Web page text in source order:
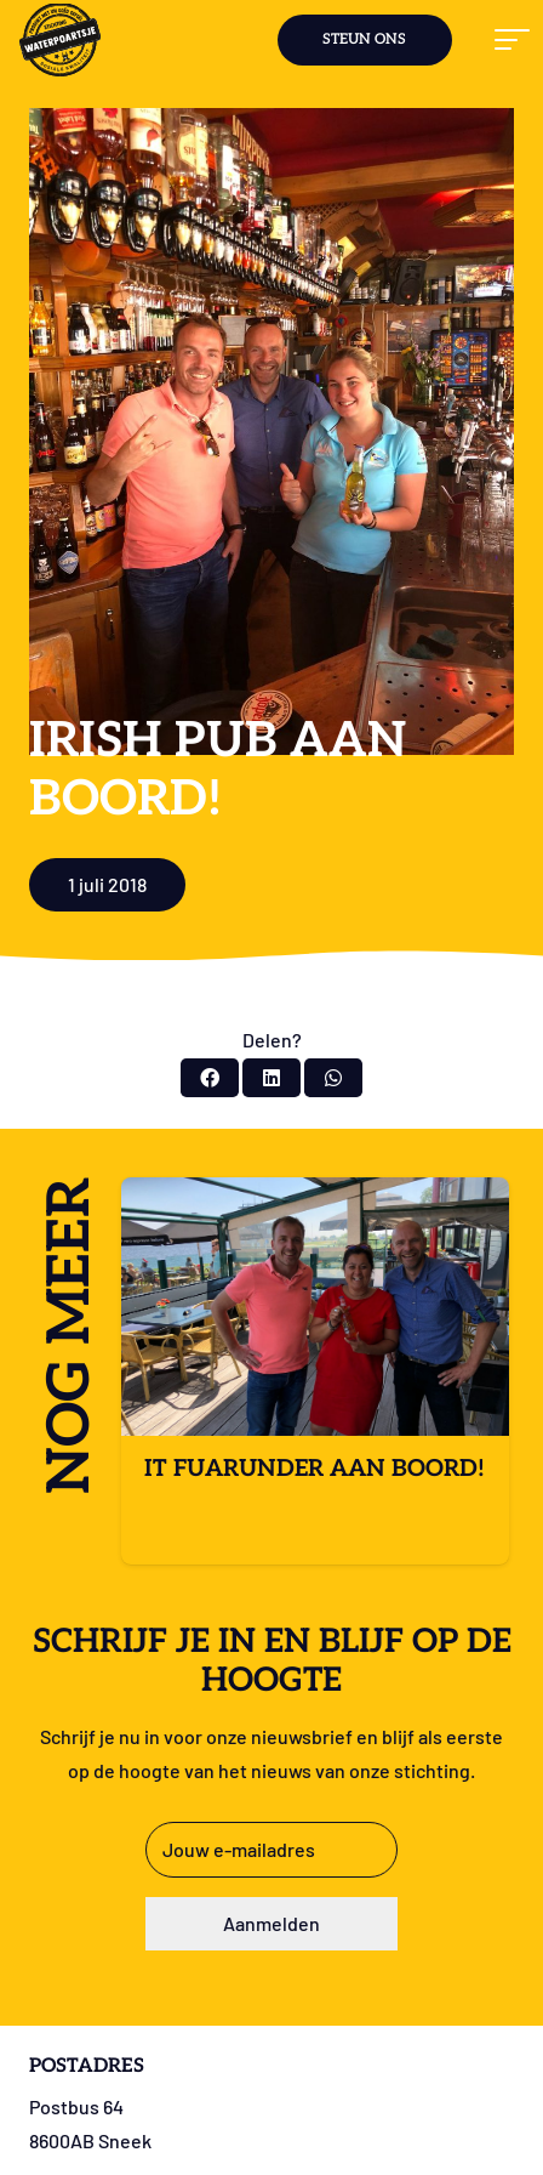
STEUN ONS
IRISH PUB AAN
BOORD!
1 juli 2018
Delen?
NOG MEER IT FUARUNDER AAN BOORD!
SCHRIJF JE IN EN BLIJF OP DE
HOOGTE
Schrijf je nu in voor onze nieuwsbrief en blijf als eerste
op de hoogte van het nieuws van onze stichting.
E-
mailadres
(Vereist)
Aanmelden
POSTADRES
Postbus 64
8600AB Sneek